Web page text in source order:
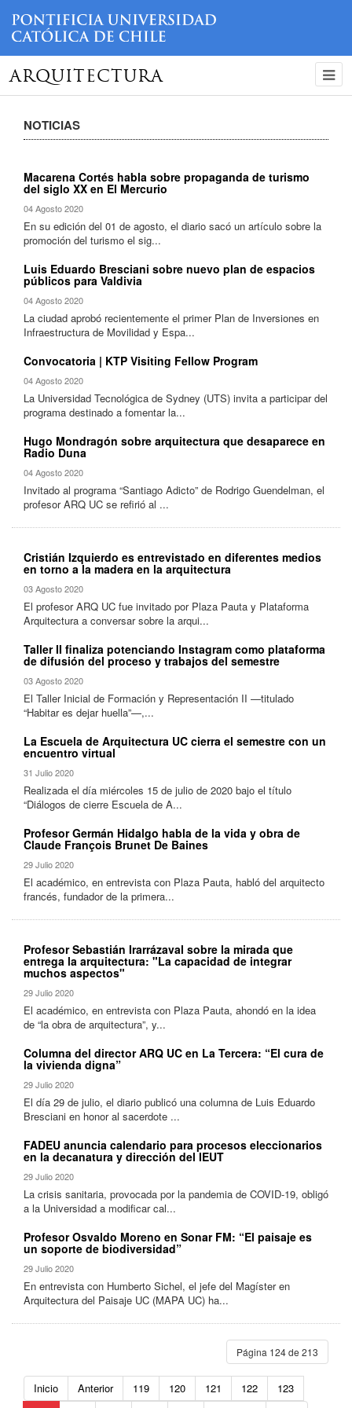
ARQUITECTURA
NOTICIAS
Macarena Cortés habla sobre propaganda de turismo
del siglo XX en El Mercurio
04 Agosto 2020
En su edición del 01 de agosto, el diario sacó un artículo sobre la
promoción del turismo el sig...
Luis Eduardo Bresciani sobre nuevo plan de espacios
públicos para Valdivia
04 Agosto 2020
La ciudad aprobó recientemente el primer Plan de Inversiones en
Infraestructura de Movilidad y Espa...
Convocatoria | KTP Visiting Fellow Program
04 Agosto 2020
La Universidad Tecnológica de Sydney (UTS) invita a participar del
programa destinado a fomentar la...
Hugo Mondragón sobre arquitectura que desaparece en
Radio Duna
04 Agosto 2020
Invitado al programa “Santiago Adicto” de Rodrigo Guendelman, el
profesor ARQ UC se refirió al ...
Cristián Izquierdo es entrevistado en diferentes medios
en torno a la madera en la arquitectura
03 Agosto 2020
El profesor ARQ UC fue invitado por Plaza Pauta y Plataforma
Arquitectura a conversar sobre la arqui...
Taller II finaliza potenciando Instagram como plataforma
de difusión del proceso y trabajos del semestre
03 Agosto 2020
El Taller Inicial de Formación y Representación II —titulado
“Habitar es dejar huella”—,...
La Escuela de Arquitectura UC cierra el semestre con un
encuentro virtual
31 Julio 2020
Realizada el día miércoles 15 de julio de 2020 bajo el título
“Diálogos de cierre Escuela de A...
Profesor Germán Hidalgo habla de la vida y obra de
Claude François Brunet De Baines
29 Julio 2020
El académico, en entrevista con Plaza Pauta, habló del arquitecto
francés, fundador de la primera...
Profesor Sebastián Irarrázaval sobre la mirada que
entrega la arquitectura: "La capacidad de integrar
muchos aspectos"
29 Julio 2020
El académico, en entrevista con Plaza Pauta, ahondó en la idea
de “la obra de arquitectura”, y...
Columna del director ARQ UC en La Tercera: “El cura de
la vivienda digna”
29 Julio 2020
El día 29 de julio, el diario publicó una columna de Luis Eduardo
Bresciani en honor al sacerdote ...
FADEU anuncia calendario para procesos eleccionarios
en la decanatura y dirección del IEUT
29 Julio 2020
La crisis sanitaria, provocada por la pandemia de COVID-19, obligó
a la Universidad a modificar cal...
Profesor Osvaldo Moreno en Sonar FM: “El paisaje es
un soporte de biodiversidad”
29 Julio 2020
En entrevista con Humberto Sichel, el jefe del Magíster en
Arquitectura del Paisaje UC (MAPA UC) ha...
Página 124 de 213
Inicio Anterior 119 120 121 122
123